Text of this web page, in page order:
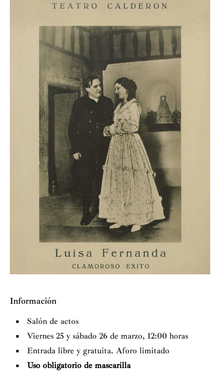
Información
Salón de actos
Viernes 25 y sábado 26 de marzo, 12:00 horas
Entrada libre y gratuita. Aforo limitado
Uso obligatorio de mascarilla